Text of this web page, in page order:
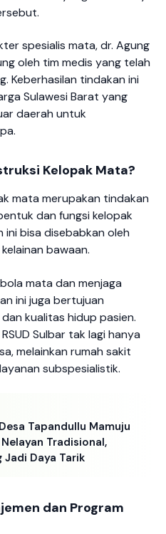
spesialis mata, dr. Agung
oleh tim medis yang telah
Keberhasilan tindakan ini
Sulawesi Barat yang
daerah untuk
Kelopak Mata?
mata merupakan tindakan
dan fungsi kelopak
ini bisa disebabkan oleh
bawaan.
mata dan menjaga
ini juga bertujuan
kualitas hidup pasien.
Sulbar tak lagi hanya
melainkan rumah sakit
subspesialistik.
Tapandullu Mamuju
Tradisional,
Jadi Daya Tarik
dan Program